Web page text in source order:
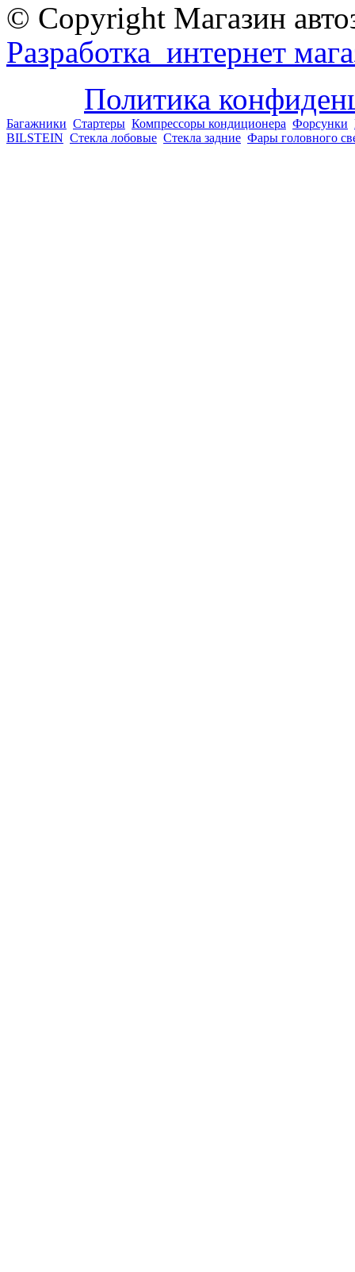
© Copyright Магазин
Разработка интернет
Политика
Багажники Стартеры Компрессоры кондиционера Форсунки
BILSTEIN Стекла лобовые Стекла задние Фары головного